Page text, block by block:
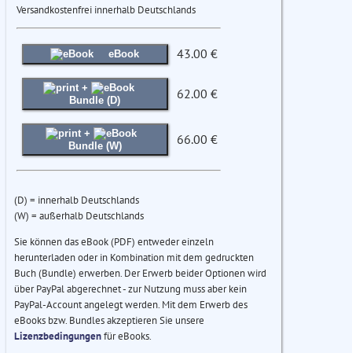
Versandkostenfrei innerhalb Deutschlands
eBook 43.00 €
+
Bundle (D)
62.00 €
+
Bundle (W)
66.00 €
(D) = innerhalb Deutschlands
(W) = außerhalb Deutschlands
Sie können das eBook (PDF) entweder einzeln
herunterladen oder in Kombination mit dem gedruckten
Buch (Bundle) erwerben. Der Erwerb beider Optionen wird
über PayPal abgerechnet - zur Nutzung muss aber kein
PayPal-Account angelegt werden. Mit dem Erwerb des
eBooks bzw. Bundles akzeptieren Sie unsere
Lizenzbedingungenfür eBooks.